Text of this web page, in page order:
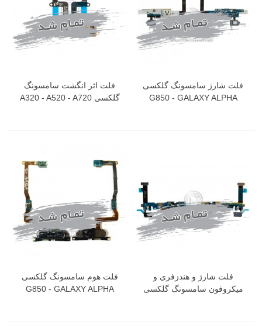
فلت شارژ سامسونگ گلکسی
G850 - GALAXY ALPHA
فلت اثر انگشت سامسونگ
گلکسی A320 - A520 - A720
فلت شارژ و هندزفری و
میکروفون سامسونگ گلکسی
فلت هوم سامسونگ گلکسی
G850 - GALAXY ALPHA